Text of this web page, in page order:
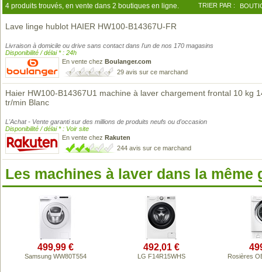
4 produits trouvés, en vente dans 2 boutiques en ligne. TRIER PAR :
Lave linge hublot HAIER HW100-B14367U-FR
Livraison à domicile ou drive sans contact dans l'un de nos 170 magasins
Disponibilité / délai * : 24h
En vente chez Boulanger.com
29 avis sur ce marchand
Haier HW100-B14367U1 machine à laver chargement frontal 10 kg
tr/min Blanc
L'Achat - Vente garanti sur des millions de produits neufs ou d'occasion
Disponibilité / délai * : Voir site
En vente chez Rakuten
244 avis sur ce marchand
Les machines à laver dans la même
499,99 €
Samsung WW80T554
492,01 €
LG F14R15WHS Rosières